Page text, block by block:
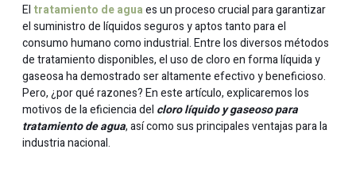
El tratamiento de aguaes un proceso crucial para garantizar
el suministro de líquidos seguros y aptos tanto para el
consumo humano como industrial. Entre los diversos métodos
de tratamiento disponibles, el uso de cloro en forma líquida y
gaseosa ha demostrado ser altamente efectivo y beneficioso.
Pero, ¿por qué razones? En este artículo, explicaremos los
motivos de la eficiencia del cloro líquido y gaseoso para
tratamiento de agua, así como sus principales ventajas para la
industria nacional.